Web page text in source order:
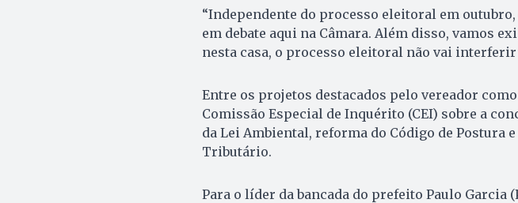
“Independente do processo eleitoral em
em debate aqui na Câmara. Além disso, vamos
nesta casa, o processo eleitoral não vai interferir
Entre os projetos destacados pelo vereador
Comissão Especial de Inquérito (CEI) sobre a
da Lei Ambiental, reforma do Código de Postura
Tributário.
Para o líder da bancada do prefeito Paulo Garcia